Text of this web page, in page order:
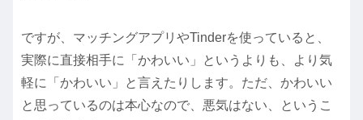
ですが、マッチングアプリやTinderを使っていると、
実際に直接相手に「かわいい」というよりも、より気
軽に「かわいい」と言えたりします。ただ、かわいい
と思っているのは本心なので、悪気はない、というこ